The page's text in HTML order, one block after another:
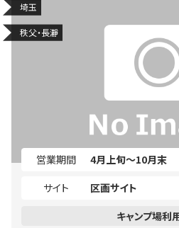
埼玉
秩父・長瀞
営業期間
4月上旬～10月末
サイト
区画サイト